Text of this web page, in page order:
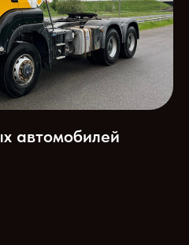
автомобилей